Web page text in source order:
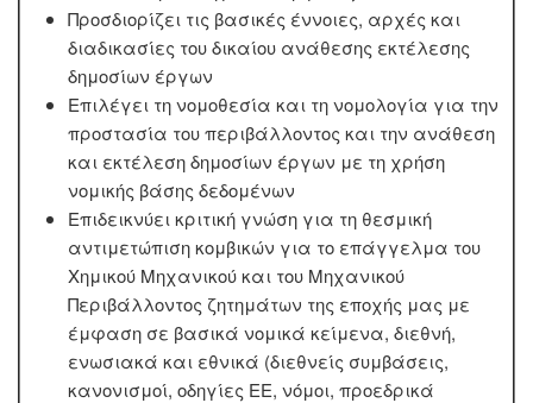
Προσδιορίζει τις βασικές έννοιες, αρχές και
διαδικασίες του δικαίου ανάθεσης εκτέλεσης
δημοσίων έργων
Επιλέγει τη νομοθεσία και τη νομολογία για την
προστασία του περιβάλλοντος και την ανάθεση
και εκτέλεση δημοσίων έργων με τη χρήση
νομικής βάσης δεδομένων
Επιδεικνύει κριτική γνώση για τη θεσμική
αντιμετώπιση κομβικών για το επάγγελμα του
Χημικού Μηχανικού και του Μηχανικού
Περιβάλλοντος ζητημάτων της εποχής μας με
έμφαση σε βασικά νομικά κείμενα, διεθνή,
ενωσιακά και εθνικά (διεθνείς συμβάσεις,
κανονισμοί, οδηγίες ΕΕ, νόμοι, προεδρικά